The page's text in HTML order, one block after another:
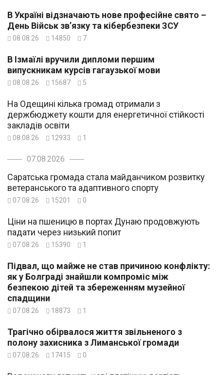
В Україні відзначають нове професійне свято –
День Військ зв’язку та кібербезпеки ЗСУ
08.08.26 14850 7
В Ізмаїлі вручили дипломи першим
випускникам курсів гагаузької мови
08.08.26 15687 5
На Одещині кілька громад отримали з
держбюджету кошти для енергетичної стійкості
закладів освіти
08.08.26 12933 1
07.08.2026
Саратська громада стала майданчиком розвитку
ветеранського та адаптивного спорту
07.08.26 15201 0
Ціни на пшеницю в портах Дунаю продовжують
падати через низький попит
07.08.26 15390 1
Підвал, що майже не став причиною конфлікту:
як у Болграді знайшли компроміс між
безпекою дітей та збереженням музейної
спадщини
07.08.26 18873 1
Трагічно обірвалося життя звільненого з
полону захисника з Лиманської громади
07.08.26 17415 0